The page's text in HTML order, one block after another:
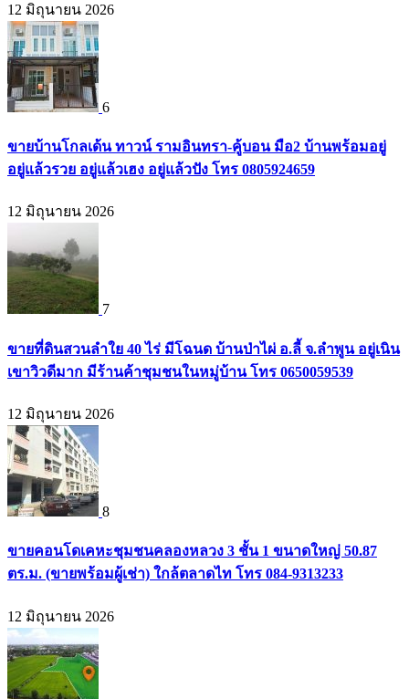
12 มิถุนายน 2026
6
ขายบ้านโกลเด้น ทาวน์ รามอินทรา-คู้บอน มือ2 บ้านพร้อมอยู่
อยู่แล้วรวย อยู่แล้วเฮง อยู่แล้วปัง โทร 0805924659
12 มิถุนายน 2026
7
ขายที่ดินสวนลำใย 40 ไร่ มีโฉนด บ้านป่าไผ่ อ.ลี้ จ.ลำพูน อยู่เนิน
เขาวิวดีมาก มีร้านค้าชุมชนในหมู่บ้าน โทร 0650059539
12 มิถุนายน 2026
8
ขายคอนโดเคหะชุมชนคลองหลวง 3 ชั้น 1 ขนาดใหญ่ 50.87
ตร.ม. (ขายพร้อมผู้เช่า) ใกล้ตลาดไท โทร 084-9313233
12 มิถุนายน 2026